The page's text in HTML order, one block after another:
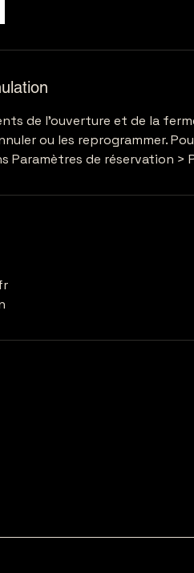
de l'ouverture et de la
ou les reprogrammer.
Paramètres de réservation >